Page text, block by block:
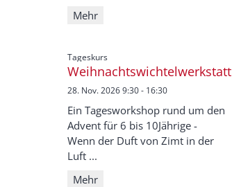
Mehr
Tageskurs:
Weihnachtswichtelwerkstatt
28. Nov. 2026 9:30 - 16:30
Ein Tagesworkshop rund um den
Advent für 6 bis 10Jährige -
Wenn der Duft von Zimt in der
Luft ...
Mehr